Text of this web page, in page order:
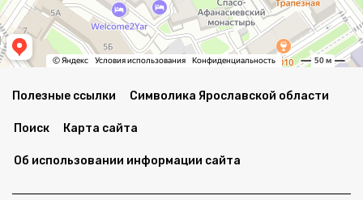
Полезные ссылки Символика Ярославской области
Поиск Карта сайта
Об использовании информации сайта